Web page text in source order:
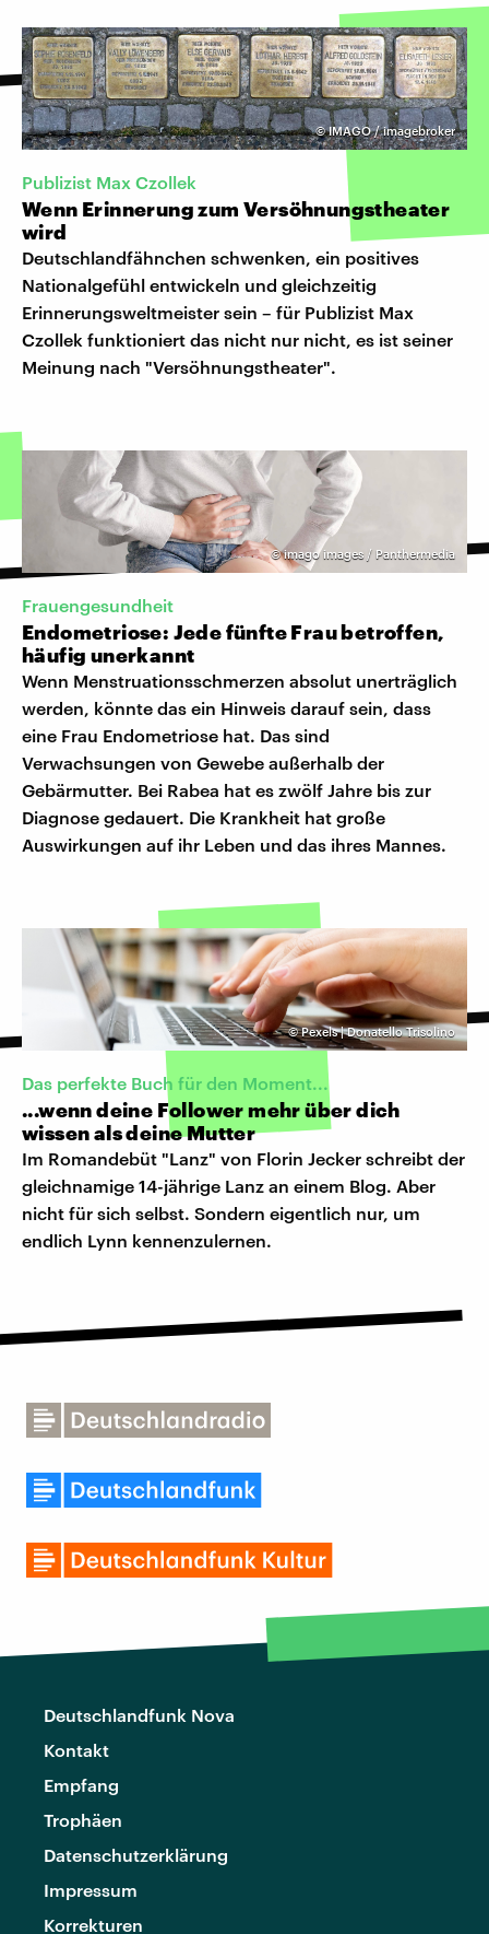
©IMAGO / imagebroker
Publizist Max Czollek
Wenn Erinnerung zum Versöhnungstheater
wird
Deutschlandfähnchen schwenken, ein positives
Nationalgefühl entwickeln und gleichzeitig
Erinnerungsweltmeister sein – für Publizist Max
Czollek funktioniert das nicht nur nicht, es ist seiner
Meinung nach "Versöhnungstheater".
©imago images / Panthermedia
Frauengesundheit
Endometriose: Jede fünfte Frau betroffen,
häufig unerkannt
Wenn Menstruationsschmerzen absolut unerträglich
werden, könnte das ein Hinweis darauf sein, dass
eine Frau Endometriose hat. Das sind
Verwachsungen von Gewebe außerhalb der
Gebärmutter. Bei Rabea hat es zwölf Jahre bis zur
Diagnose gedauert. Die Krankheit hat große
Auswirkungen auf ihr Leben und das ihres Mannes.
©Pexels | Donatello Trisolino
Das perfekte Buch für den Moment...
...wenn deine Follower mehr über dich
wissen als deine Mutter
Im Romandebüt "Lanz" von Florin Jecker schreibt der
gleichnamige 14-jährige Lanz an einem Blog. Aber
nicht für sich selbst. Sondern eigentlich nur, um
endlich Lynn kennenzulernen.
Deutschlandfunk Nova
Kontakt
Empfang
Trophäen
Datenschutzerklärung
Impressum
Korrekturen